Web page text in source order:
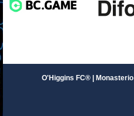
O'Higgins FC® |